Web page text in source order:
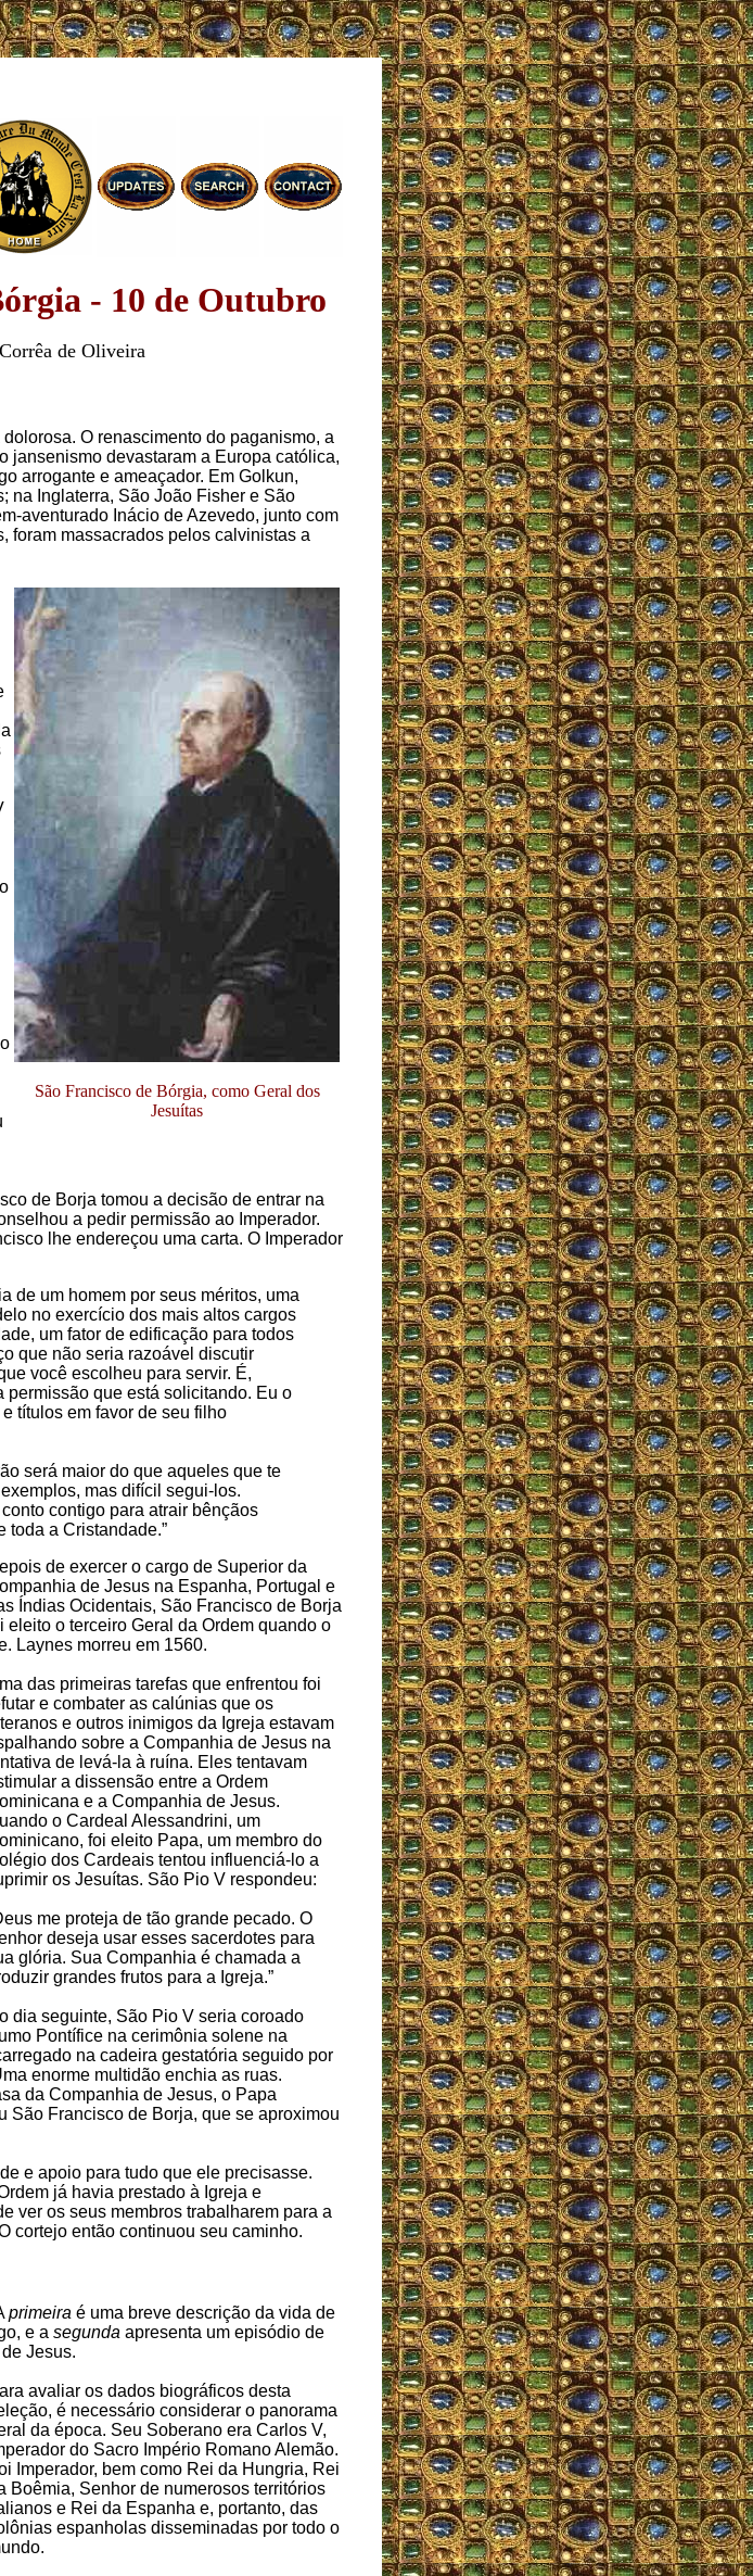
- 10 de Outubro
de Oliveira
O renascimento do paganismo, a
jansenismo devastaram a Europa católica,
arrogante e ameaçador. Em Golkun,
na Inglaterra, São João Fisher e São
aventurado Inácio de Azevedo, junto com
foram massacrados pelos calvinistas a
São Francisco de Bórgia, como Geral dos
Jesuítas
de Borja tomou a decisão de entrar na
a pedir permissão ao Imperador.
lhe endereçou uma carta. O Imperador
de um homem por seus méritos, uma
no exercício dos mais altos cargos
um fator de edificação para todos
que não seria razoável discutir
você escolheu para servir. É,
permissão que está solicitando. Eu o
títulos em favor de seu filho
será maior do que aqueles que te
mas difícil segui-los.
contigo para atrair bênçãos
toda a Cristandade.”
de exercer o cargo de Superior da
de Jesus na Espanha, Portugal e
Índias Ocidentais, São Francisco de Borja
eleito o terceiro Geral da Ordem quando o
Laynes morreu em 1560.
das primeiras tarefas que enfrentou foi
e combater as calúnias que os
e outros inimigos da Igreja estavam
sobre a Companhia de Jesus na
de levá-la à ruína. Eles tentavam
a dissensão entre a Ordem
e a Companhia de Jesus.
o Cardeal Alessandrini, um
foi eleito Papa, um membro do
dos Cardeais tentou influenciá-lo a
os Jesuítas. São Pio V respondeu:
me proteja de tão grande pecado. O
deseja usar esses sacerdotes para
glória. Sua Companhia é chamada a
grandes frutos para a Igreja.”
dia seguinte, São Pio V seria coroado
Pontífice na cerimônia solene na
na cadeira gestatória seguido por
enorme multidão enchia as ruas.
da Companhia de Jesus, o Papa
São Francisco de Borja, que se aproximou
e apoio para tudo que ele precisasse.
já havia prestado à Igreja e
ver os seus membros trabalharem para a
cortejo então continuou seu caminho.
primeira é uma breve descrição da vida de
e a segunda apresenta um episódio de
Jesus.
avaliar os dados biográficos desta
é necessário considerar o panorama
da época. Seu Soberano era Carlos V,
do Sacro Império Romano Alemão.
Imperador, bem como Rei da Hungria, Rei
Boêmia, Senhor de numerosos territórios
e Rei da Espanha e, portanto, das
espanholas disseminadas por todo o